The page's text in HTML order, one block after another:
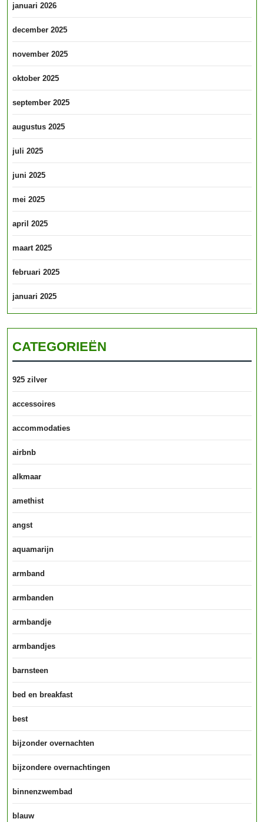
januari 2026
december 2025
november 2025
oktober 2025
september 2025
augustus 2025
juli 2025
juni 2025
mei 2025
april 2025
maart 2025
februari 2025
januari 2025
CATEGORIEËN
925 zilver
accessoires
accommodaties
airbnb
alkmaar
amethist
angst
aquamarijn
armband
armbanden
armbandje
armbandjes
barnsteen
bed en breakfast
best
bijzonder overnachten
bijzondere overnachtingen
binnenzwembad
blauw